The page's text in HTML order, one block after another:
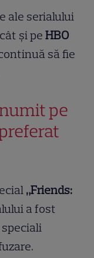
ale serialului
și peHBO
să fie
pe
„Friends:
a fost